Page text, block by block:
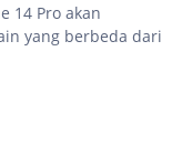
14 Pro akan
yang berbeda dari